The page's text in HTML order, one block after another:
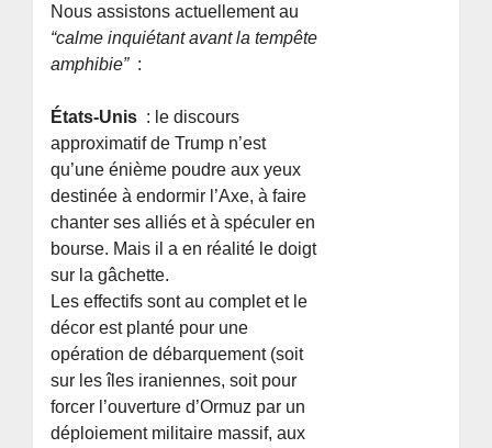
Nous assistons actuellement au
“calme inquiétant avant la tempête
amphibie” :
États-Unis : le discours
approximatif de Trump n’est
qu’une énième poudre aux yeux
destinée à endormir l’Axe, à faire
chanter ses alliés et à spéculer en
bourse. Mais il a en réalité le doigt
sur la gâchette.
Les effectifs sont au complet et le
décor est planté pour une
opération de débarquement (soit
sur les îles iraniennes, soit pour
forcer l’ouverture d’Ormuz par un
déploiement militaire massif, aux